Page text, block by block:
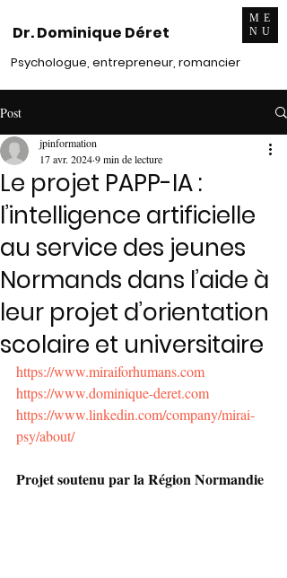
ME
NU
Dr. Dominique Déret
Psychologue, entrepreneur, romancier
Post
Le projet PAPP-IA :
l’intelligence artificielle
au service des jeunes
Normands dans l’aide à
leur projet d’orientation
scolaire et universitaire
jpinformation
17 avr. 20249 min de lecture
https://www.miraiforhumans.com
https://www.dominique-deret.com
https://www.linkedin.com/company/mirai-
psy/about/
Projet soutenu par la Région Normandie